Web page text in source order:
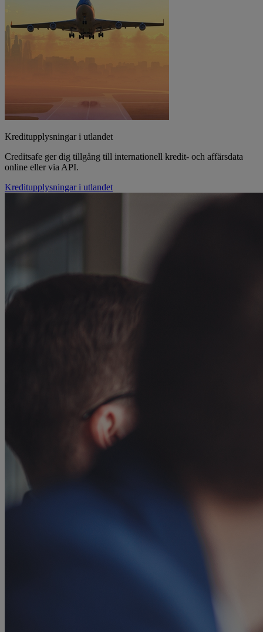
Kreditupplysningar i utlandet
Creditsafe ger dig tillgång till internationell kredit- och affärsdata
online eller via API.
Kreditupplysningar i utlandet